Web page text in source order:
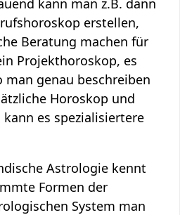
erstellen,
Beratung machen für
Projekthoroskop, es
genau beschreiben
Horoskop und
es spezialisiertere
Astrologie kennt
Formen der
System man